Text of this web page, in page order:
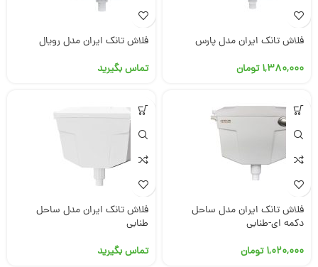
فلاش تانک ایران مدل پارس
۱,۳۸۰,۰۰۰ تومان
فلاش تانک ایران مدل رویال
تماس بگیرید
فلاش تانک ایران مدل ساحل
دکمه ای-طنابی
۱,۰۲۰,۰۰۰ تومان
فلاش تانک ایران مدل ساحل
طنابی
تماس بگیرید